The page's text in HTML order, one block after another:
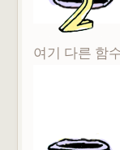
여기 다른 함